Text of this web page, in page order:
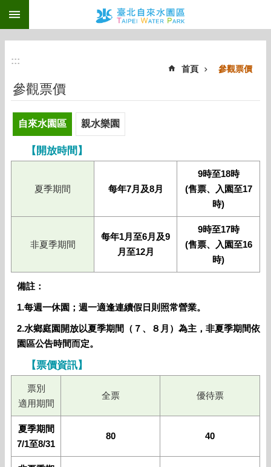
跳到主要內容區塊
:::
首頁 參觀票價
參觀票價
自來水園區 親水樂園
【開放時間】
夏季期間 每年7月及8月
9時至18時
(售票、入園至17
時)
非夏季期間
每年1月至6月及9
月至12月
9時至17時
(售票、入園至16
時)
備註：
1.每週一休園；週一適逢連續假日則照常營業。
2.水鄉庭園開放以夏季期間（７、８月）為主，非夏季期間依
園區公告時間而定。
【票價資訊】
票別
適用期間
全票 優待票
夏季期間
7/1至8/31
80 40